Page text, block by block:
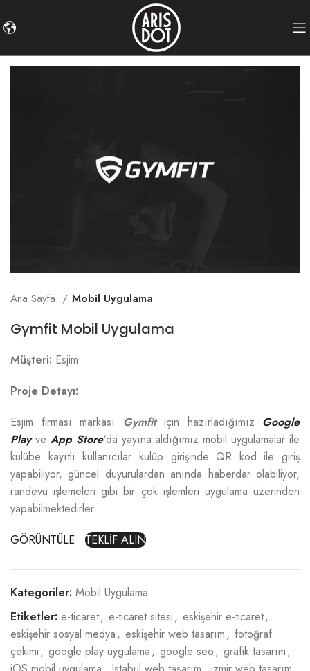
Ana Sayfa Mobil Uygulama
Gymfit Mobil Uygulama
Müşteri: Esjim
Proje Detayı:
Esjim firması markası Gymfitiçin hazırladığımız Google
Playve App Store‘da yayına aldığımız mobil uygulamalar ile
kulübe kayıtlı kullanıcılar kulüp girişinde QR kod ile giriş
yapabiliyor, güncel duyurulardan anında haberdar olabiliyor,
randevu işlemeleri gibi bir çok işlemleri uygulama üzerinden
yapabilmektedirler.
GÖRÜNTÜLE
TEKLİF ALIN
Kategoriler: Mobil Uygulama
Etiketler: e-ticaret, e-ticaret sitesi, eskişehir e-ticaret,
eskişehir sosyal medya, eskişehir web tasarım, fotoğraf
çekimi, google play uygulama, google seo, grafik tasarım,